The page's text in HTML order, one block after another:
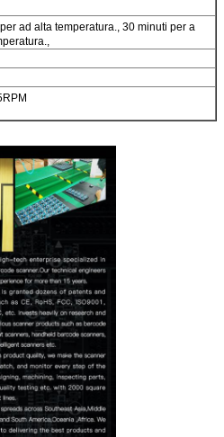
ad alta temperatura., 30 minuti per a